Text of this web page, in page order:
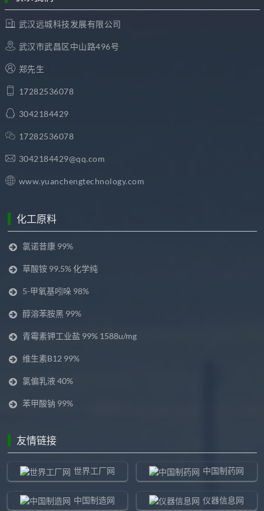
武汉远城科技发展有限公司
武汉市武昌区中山路496号
郑先生
17282536078
3042184429
17282536078
3042184429@qq.com
www.yuanchengtechnology.com
化工原料
氯诺昔康 99%
草酸铵 99.5% 化学纯
5-甲氧基吲哚 98%
醇溶苯胺黑 99%
青霉素钾工业盐 99% 1588u/mg
维生素B12 99%
氯偏乳液 40%
苯甲酸钠 99%
友情链接
世界工厂网 中国制药网
中国制造网 仪器信息网